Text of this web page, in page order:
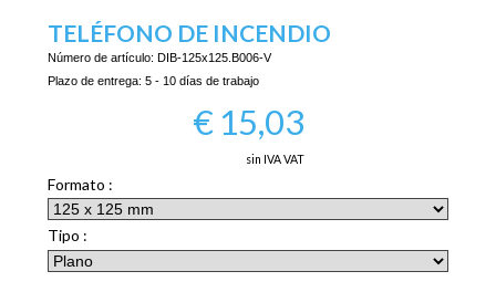
TELÉFONO DE INCENDIO
Número de artículo: DIB-125x125.B006-V
Plazo de entrega: 5 - 10 días de trabajo
€ 15,03
sin IVA VAT
Formato :
Tipo :